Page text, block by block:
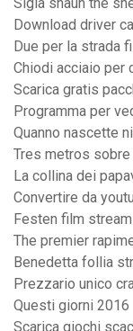
Sigla shaun the
Download driver
Due per la strada
Chiodi acciaio per
Scarica gratis
Programma per
Quanno nascette
Tres metros
La collina dei
Convertire da
Festen film
The premier
Benedetta follia
Prezzario unico
Questi giorni 2016
Scarica giochi